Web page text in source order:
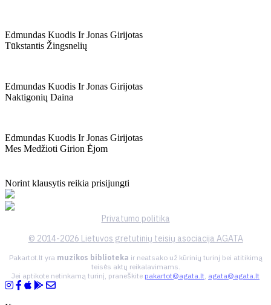
Edmundas Kuodis Ir Jonas Girijotas
Tūkstantis Žingsnelių
Edmundas Kuodis Ir Jonas Girijotas
Naktigonių Daina
Edmundas Kuodis Ir Jonas Girijotas
Mes Medžioti Girion Ėjom
Norint klausytis reikia prisijungti
Privatumo politika
© 2014-2026 Lietuvos gretutinių teisių asociacija AGATA
Pakartot.lt yra muzikos biblioteka ir neatsako už kūrinių turinį bei atitikimą
teisės aktų reikalavimams.
Jei aptikote netinkamą turinį, praneškite pakartot@agata.lt, agata@agata.lt